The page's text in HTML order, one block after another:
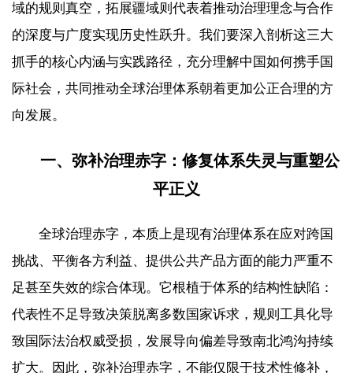
域的规则真空，拓展疆域则代表着推动治理理念与合作
的深度与广度实现历史性跃升。我们要深入剖析这三大
抓手的核心内涵与实践路径，充分理解中国如何携手国
际社会，共同推动全球治理体系朝着更加公正合理的方
向发展。
一、弥补治理赤字：修复体系失灵与重塑公
平正义
全球治理赤字，本质上是现有治理体系在应对跨国
挑战、平衡各方利益、提供公共产品方面的能力严重不
足甚至失效的综合体现。它根植于体系的结构性缺陷：
代表性不足导致决策脱离多数国家诉求，规则工具化导
致国际法治权威受损，发展导向偏差导致南北鸿沟持续
扩大。因此，弥补治理赤字，不能仅限于技术性修补，